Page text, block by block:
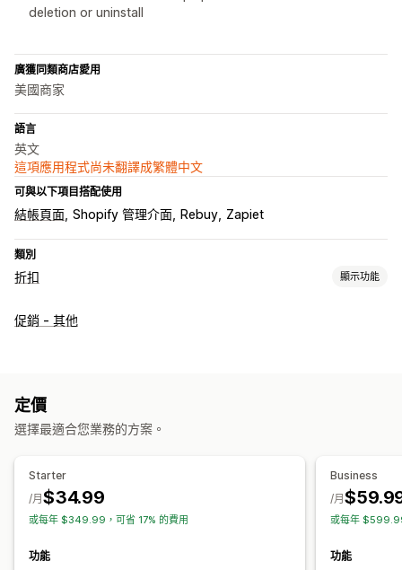
deletion or uninstall
廣獲同類商店愛用
美國商家
語言
英文
這項應用程式尚未翻譯成繁體中文
可與以下項目搭配使用
結帳頁面 Shopify 管理介面 Rebuy Zapiet
類別
折扣 顯示功能
折扣類型
動態定價
幣別轉換
標記
篩選
促銷 - 其他
定價
選擇最適合您業務的方案。
Starter
$34.99
/月
或每年 $349.99，可省 17% 的費用
功能
Business
/月
或每年
功能